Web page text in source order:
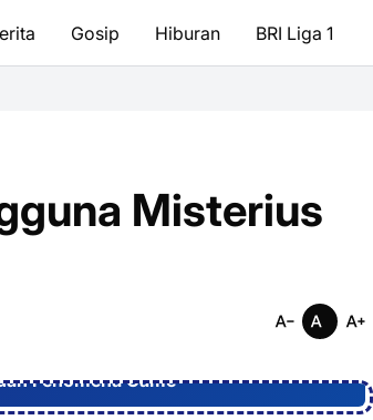
Gosip Hiburan BRI Liga 1
Misterius
Fenomena Game